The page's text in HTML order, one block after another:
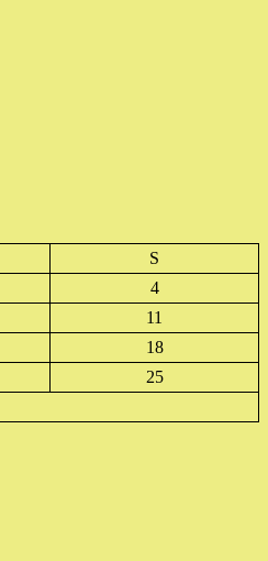
S
4
11
18
25